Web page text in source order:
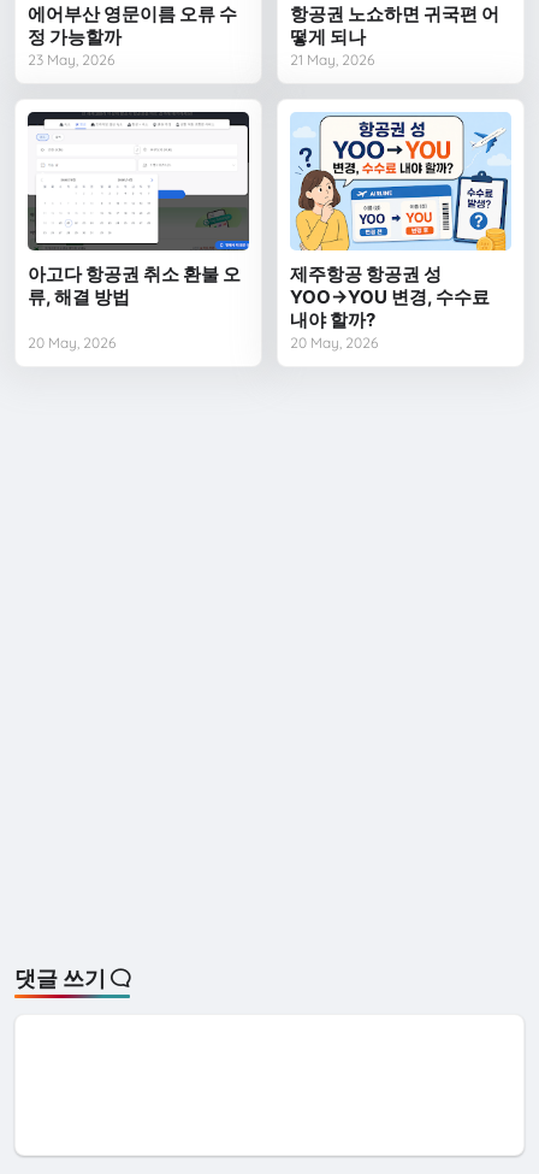
에어부산 영문이름 오류 수
정 가능할까
23 May, 2026
항공권 노쇼하면 귀국편 어
떻게 되나
21 May, 2026
아고다 항공권 취소 환불 오
류, 해결 방법
20 May, 2026
제주항공 항공권 성
YOO→YOU 변경, 수수료
내야 할까?
20 May, 2026
댓글 쓰기